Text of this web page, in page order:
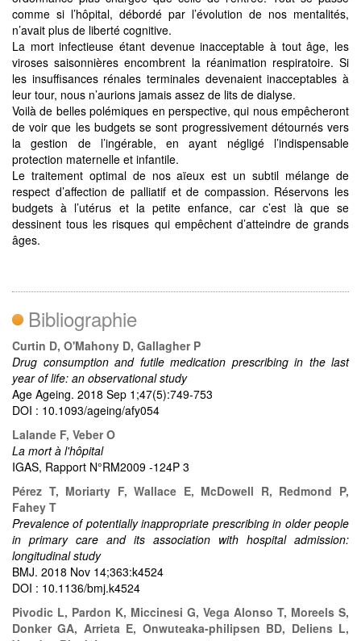
comme si l’hôpital, débordé par l’évolution de nos mentalités,
n’avait plus de liberté cognitive.
La mort infectieuse étant devenue inacceptable à tout âge, les
viroses saisonnières encombrent la réanimation respiratoire. Si
les insuffisances rénales terminales devenaient inacceptables à
leur tour, nous n’aurions jamais assez de lits de dialyse.
Voilà de belles polémiques en perspective, qui nous empêcheront
de voir que les budgets se sont progressivement détournés vers
la gestion de l’ingérable, en ayant négligé l’indispensable
protection maternelle et infantile.
Le traitement optimal de nos aïeux est un subtil mélange de
respect d’affection de palliatif et de compassion. Réservons les
budgets à l’utérus et la petite enfance, car c’est là que se
dessinent tous les risques qui empêchent d’atteindre de grands
âges.
Bibliographie
Curtin D, O'Mahony D, Gallagher P
Drug consumption and futile medication prescribing in the last
year of life: an observational study
Age Ageing. 2018 Sep 1;47(5):749-753
DOI : 10.1093/ageing/afy054
Lalande F, Veber O
La mort à l'hôpital
IGAS, Rapport N°RM2009 -124P 3
Pérez T, Moriarty F, Wallace E, McDowell R, Redmond P,
Fahey T
Prevalence of potentially inappropriate prescribing in older people
in primary care and its association with hospital admission:
longitudinal study
BMJ. 2018 Nov 14;363:k4524
DOI : 10.1136/bmj.k4524
Pivodic L, Pardon K, Miccinesi G, Vega Alonso T, Moreels S,
Donker GA, Arrieta E, Onwuteaka-philipsen BD, Deliens L,